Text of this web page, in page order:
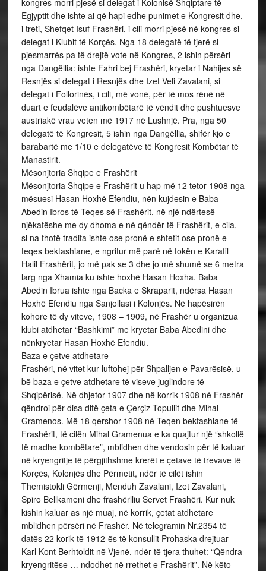
kongres morri pjesë si delegat i Kolonisë Shqiptare të
Egjyptit dhe ishte ai që hapi edhe punimet e Kongresit dhe,
i treti, Shefqet Isuf Frashëri, i cili morri pjesë në kongres si
delegat i Klubit të Korçës. Nga 18 delegatë të tjerë si
pjesmarrës pa të drejtë vote në Kongres, 2 ishin përsëri
nga Dangëllia: ishte Fahri bej Frashëri, kryetar i Nahijes së
Resnjës si delegat i Resnjës dhe Izet Veli Zavalani, si
delegat i Follorinës, i cili, më vonë, për të mos rënë në
duart e feudalëve antikombëtarë të vëndit dhe pushtuesve
austriakë vrau veten më 1917 në Lushnjë. Pra, nga 50
delegatë të Kongresit, 5 ishin nga Dangëllia, shifër kjo e
barabartë me 1/10 e delegatëve të Kongresit Kombëtar të
Manastirit.
Mësonjtoria Shqipe e Frashërit
Mësonjtoria Shqipe e Frashërit u hap më 12 tetor 1908 nga
mësuesi Hasan Hoxhë Efendiu, nën kujdesin e Baba
Abedin Ibros të Teqes së Frashërit, në një ndërtesë
njëkatëshe me dy dhoma e në qëndër të Frashërit, e cila,
si na thotë tradita ishte ose pronë e shtetit ose pronë e
teqes bektashiane, e ngritur më parë në tokën e Karafil
Halil Frashërit, jo më pak se 3 dhe jo më shumë se 6 metra
larg nga Xhamia ku ishte hoxhë Hasan Hoxha. Baba
Abedin Ibrua ishte nga Backa e Skraparit, ndërsa Hasan
Hoxhë Efendiu nga Sanjollasi i Kolonjës. Në hapësirën
kohore të dy viteve, 1908 – 1909, në Frashër u organizua
klubi atdhetar “Bashkimi” me kryetar Baba Abedini dhe
nënkryetar Hasan Hoxhë Efendiu.
Baza e çetve atdhetare
Frashëri, në vitet kur luftohej për Shpalljen e Pavarësisë, u
bë baza e çetve atdhetare të viseve juglindore të
Shqipërisë. Në dhjetor 1907 dhe në korrik 1908 në Frashër
qëndroi për disa ditë çeta e Çerçiz Topullit dhe Mihal
Gramenos. Më 18 qershor 1908 në Teqen bektashiane të
Frashërit, të cilën Mihal Gramenua e ka quajtur një “shkollë
të madhe kombëtare”, mblidhen dhe vendosin për të kaluar
në kryengritje të përgjithshme krerët e çetave të trevave të
Korçës, Kolonjës dhe Përmetit, ndër të cilët ishin
Themistokli Gërmenji, Menduh Zavalani, Izet Zavalani,
Spiro Bellkameni dhe frashërlliu Servet Frashëri. Kur nuk
kishin kaluar as një muaj, në korrik, çetat atdhetare
mblidhen përsëri në Frashër. Në telegramin Nr.2354 të
datës 22 korik të 1912-ës të konsullit Prohaska drejtuar
Karl Kont Berhtoldit në Vjenë, ndër të tjera thuhet: “Qëndra
kryengritëse … ndodhet në rrethet e Frashërit”. Në këto